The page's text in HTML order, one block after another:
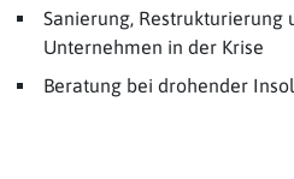
Sanierung, Restrukturierung
Unternehmen in der Krise
Beratung bei drohender